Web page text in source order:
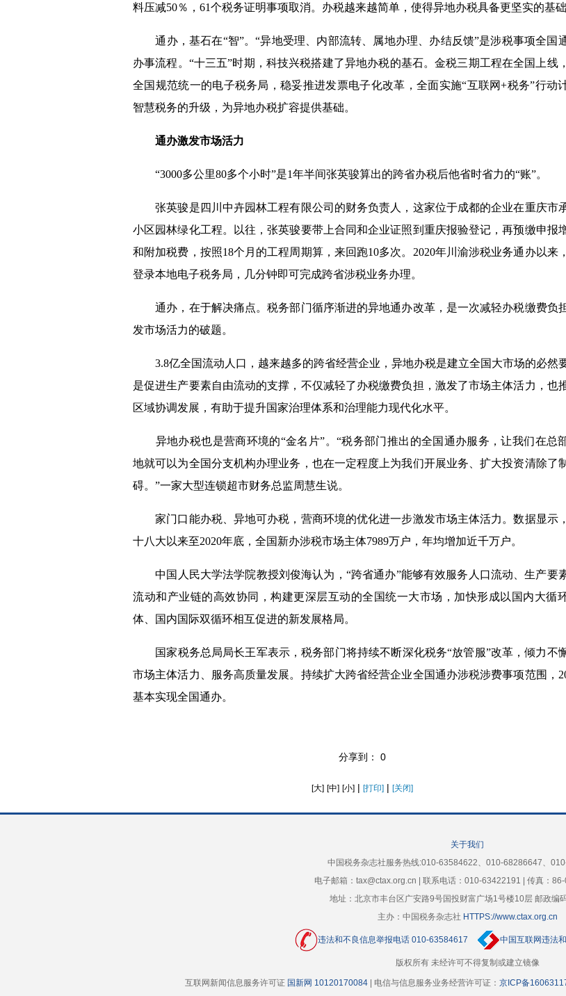
料压减50％， 61个税务证明事项取消。办税越来越简单，使得异地办税具备更坚实的基础
通办，基石在“智”。“异地受理、内部流转、属地办理、办结反馈”是涉税事项全国
办事流程。“十三五”时期，科技兴税搭建了异地办税的基石。金税三期工程在全国上线
全国规范统一的电子税务局，稳妥推进发票电子化改革，全面实施“互联网+税务”行动
智慧税务的升级，为异地办税扩容提供基础。
通办激发市场活力
“3000多公里80多个小时”是1年半间张英骏算出的跨省办税后他省时省力的“账”。
张英骏是四川中卉园林工程有限公司的财务负责人，这家位于成都的企业在重庆市
小区园林绿化工程。以往，张英骏要带上合同和企业证照到重庆报验登记，再预缴申报
和附加税费，按照18个月的工程周期算，来回跑10多次。 2020年川渝涉税业务通办以来
登录本地电子税务局，几分钟即可完成跨省涉税业务办理。
通办，在于解决痛点。税务部门循序渐进的异地通办改革，是一次减轻办税缴费负
发市场活力的破题。
3.8亿全国流动人口，越来越多的跨省经营企业，异地办税是建立全国大市场的必然
是促进生产要素自由流动的支撑，不仅减轻了办税缴费负担，激发了市场主体活力，也
区域协调发展，有助于提升国家治理体系和治理能力现代化水平。
异地办税也是营商环境的“金名片”。“税务部门推出的全国通办服务，让我们在总
地就可以为全国分支机构办理业务，也在一定程度上为我们开展业务、扩大投资清除了
碍。”一家大型连锁超市财务总监周慧生说。
家门口能办税、异地可办税，营商环境的优化进一步激发市场主体活力。数据显示
十八大以来至2020年底，全国新办涉税市场主体7989万户，年均增加近千万户。
中国人民大学法学院教授刘俊海认为，“跨省通办”能够有效服务人口流动、生产要
流动和产业链的高效协同，构建更深层互动的全国统一大市场，加快形成以国内大循
体、国内国际双循环相互促进的新发展格局。
国家税务总局局长王军表示，税务部门将持续不断深化税务“放管服”改革，倾力不
市场主体活力、服务高质量发展。持续扩大跨省经营企业全国通办涉税涉费事项范围，
基本实现全国通办。
分享到： 0
[大] [中] [小] | [打印] | [关闭]
关于我们
中国税务杂志社服务热线:010-63584622、010-68286647、
电子邮箱：tax@ctax.org.cn | 联系电话：010-63422191 | 传真：
地址：北京市丰台区广安路9号国投财富广场1号楼10层 邮政编
主办：中国税务杂志社 HTTPS://www.ctax.org.cn
违法和不良信息举报电话 010-63584617 中国互联网违法
版权所有 未经许可不得复制或建立镜像
互联网新闻信息服务许可证 国新网 10120170084| 电信与信息服务业务经营许可证： 京ICP备